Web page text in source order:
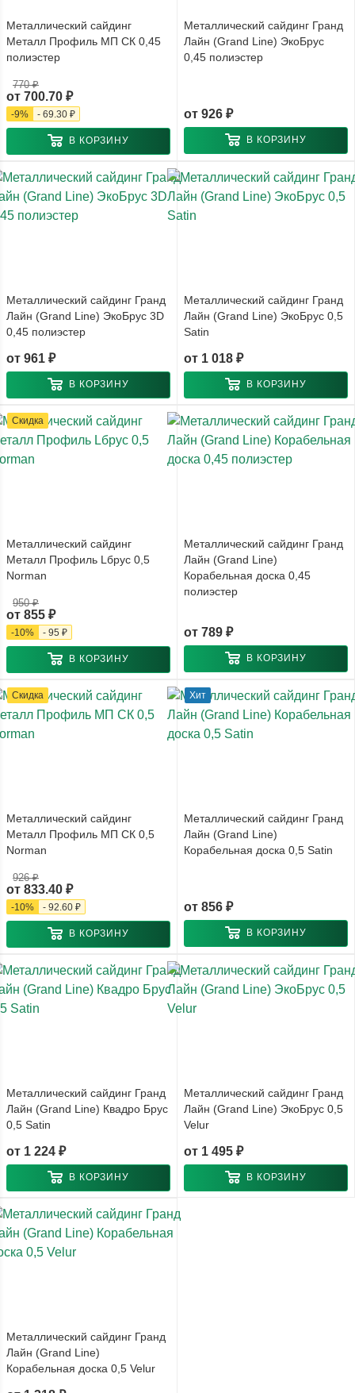
Металлический сайдинг
Металл Профиль МП СК 0,45
полиэстер
от 700.70 ₽
770 ₽
-9% - 69.30 ₽
В КОРЗИНУ
Металлический сайдинг Гранд
Лайн (Grand Line) ЭкоБрус
0,45 полиэстер
от 926 ₽
В КОРЗИНУ
Металлический сайдинг Гранд
Лайн (Grand Line) ЭкоБрус 3D
0,45 полиэстер
от 961 ₽
В КОРЗИНУ
Металлический сайдинг Гранд
Лайн (Grand Line) ЭкоБрус 0,5
Satin
от 1 018 ₽
В КОРЗИНУ
Скидка
Металлический сайдинг
Металл Профиль Lбрус 0,5
Norman
от 855 ₽
950 ₽
-10% - 95 ₽
В КОРЗИНУ
Металлический сайдинг Гранд
Лайн (Grand Line)
Корабельная доска 0,45
полиэстер
от 789 ₽
В КОРЗИНУ
Скидка
Металлический сайдинг
Металл Профиль МП СК 0,5
Norman
от 833.40 ₽
926 ₽
-10% - 92.60 ₽
В КОРЗИНУ
Хит
Металлический сайдинг Гранд
Лайн (Grand Line)
Корабельная доска 0,5 Satin
от 856 ₽
В КОРЗИНУ
Металлический сайдинг Гранд
Лайн (Grand Line) Квадро Брус
0,5 Satin
от 1 224 ₽
В КОРЗИНУ
Металлический сайдинг Гранд
Лайн (Grand Line) ЭкоБрус 0,5
Velur
от 1 495 ₽
В КОРЗИНУ
Металлический сайдинг Гранд
Лайн (Grand Line)
Корабельная доска 0,5 Velur